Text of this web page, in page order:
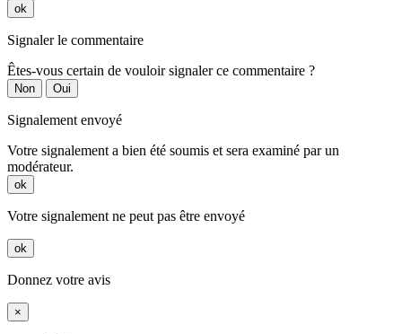
ok
Signaler le commentaire
Êtes-vous certain de vouloir signaler ce commentaire ?
Non Oui
Signalement envoyé
Votre signalement a bien été soumis et sera examiné par un
modérateur.
ok
Votre signalement ne peut pas être envoyé
ok
Donnez votre avis
×